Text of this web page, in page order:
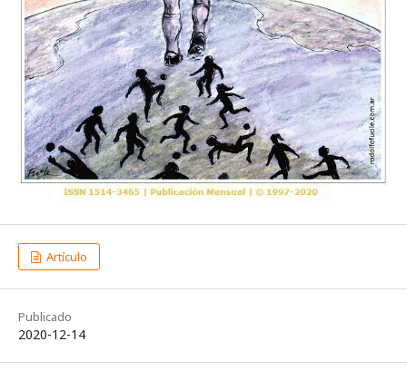
Artículo
Publicado
2020-12-14